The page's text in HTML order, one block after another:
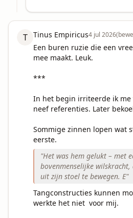
T Tinus Empiricus4 jul 2026
Een buren ruzie die een
mee maakt. Leuk.
***
In het begin irriteerde ik me
neef referenties. Later
Sommige zinnen lopen wat
"Het was hem gelukt – met
bovenmenselijke
uit zijn stoel te bewegen. E"
Tangconstructies kunnen
werkte het niet  voor mij.